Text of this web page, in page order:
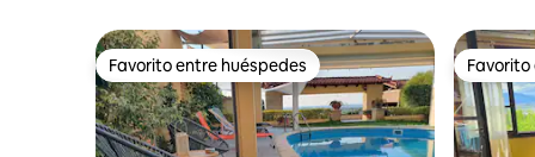
Favorito entre huéspedes
Favorito entre huéspedes